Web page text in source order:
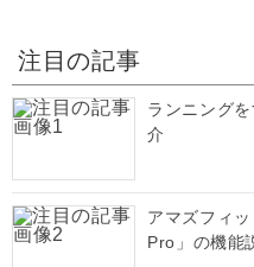
注目の記事
ランニング
介
アマズフィ
Pro」の機能